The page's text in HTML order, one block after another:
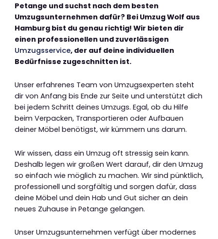
Petange und suchst nach dem besten
Umzugsunternehmen dafür? Bei Umzug Wolf aus
Hamburg bist du genau richtig! Wir bieten dir
einen professionellen und zuverlässigen
Umzugsservice, der auf deine individuellen
Bedürfnisse zugeschnitten ist.
Unser erfahrenes Team von Umzugsexperten steht
dir von Anfang bis Ende zur Seite und unterstützt dich
bei jedem Schritt deines Umzugs. Egal, ob du Hilfe
beim Verpacken, Transportieren oder Aufbauen
deiner Möbel benötigst, wir kümmern uns darum.
Wir wissen, dass ein Umzug oft stressig sein kann.
Deshalb legen wir großen Wert darauf, dir den Umzug
so einfach wie möglich zu machen. Wir sind pünktlich,
professionell und sorgfältig und sorgen dafür, dass
deine Möbel und dein Hab und Gut sicher an dein
neues Zuhause in Petange gelangen.
Unser Umzugsunternehmen verfügt über modernes